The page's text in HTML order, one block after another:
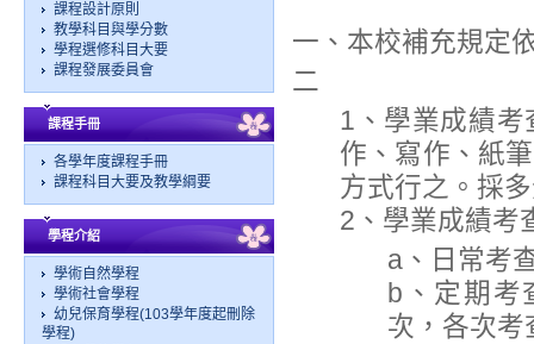
課程設計原則
教學科目與學分數
學程選修科目大要
課程發展委員會
課程手冊
各學年度課程手冊
課程科目大要及教學綱要
學程介紹
學術自然學程
學術社會學程
幼兒保育學程(103學年度起刪除
學程)
一、本校補充規定
二
1、學業成績
作、寫作、紙
方式行之。採
2、學業成績考
a、日常考
b、定期考
次，各次考